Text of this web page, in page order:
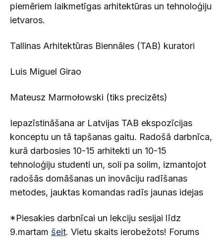
piemēriem laikmetīgas arhitektūras un tehnoloģiju
ietvaros.
Tallinas Arhitektūras Biennāles (TAB) kuratori
Luis Miguel Girao
Mateusz Marmołowski (tiks precizēts)
Iepazīstināšana ar Latvijas TAB ekspozīcijas
konceptu un tā tapšanas gaitu. Radošā darbnīca,
kurā darbosies 10-15 arhitekti un 10-15
tehnoloģiju studenti un, soli pa solim, izmantojot
radošās domāšanas un inovāciju radīšanas
metodes, jauktas komandas radīs jaunas idejas
*Piesakies darbnīcai un lekciju sesijai līdz
9.martam šeit. Vietu skaits ierobežots! Forums